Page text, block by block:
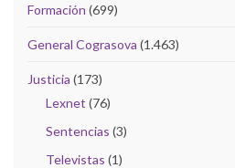
Formación (699)
General Cograsova (1.463)
Justicia (173)
Lexnet (76)
Sentencias (3)
Televistas (1)